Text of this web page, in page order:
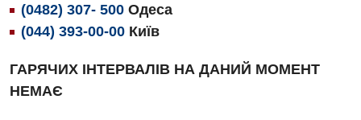
Гастроентерологія
Гінекологічне відділення
(0482) 307- 500 Одеса
(044) 393-00-00 Київ
ГАРЯЧИХ ІНТЕРВАЛІВ НА ДАНИЙ МОМЕНТ
НЕМАЄ